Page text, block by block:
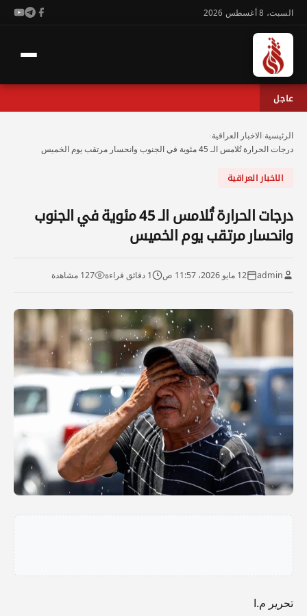
السبت، 8 أغسطس 2026
عاجل
الرئيسية الاخبار العراقية
درجات الحرارة تُلامس الـ 45 مئوية في الجنوب وانحسار مرتقب يوم الخميس
الاخبار العراقية
درجات الحرارة تُلامس الـ 45 مئوية في الجنوب
وانحسار مرتقب يوم الخميس
admin 12 مايو 2026، 11:57 ص 1 دقائق قراءة 127 مشاهدة
تحرير م.ا